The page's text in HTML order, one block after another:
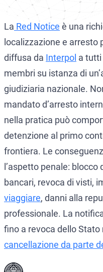
La Red Notice è una
localizzazione e arresto
diffusa da Interpol a tutti
membri su istanza di
giudiziaria nazionale.
mandato d’arresto
nella pratica può
detenzione al primo
frontiera. Le
l’aspetto penale: blocco
bancari, revoca di visti,
viaggiare, danni alla
professionale. La
fino a revoca dello Stato
cancellazione da parte